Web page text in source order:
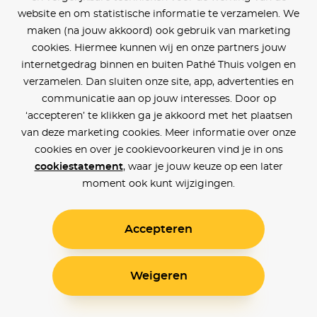
website en om statistische informatie te verzamelen. We
maken (na jouw akkoord) ook gebruik van marketing
cookies. Hiermee kunnen wij en onze partners jouw
internetgedrag binnen en buiten Pathé Thuis volgen en
verzamelen. Dan sluiten onze site, app, advertenties en
communicatie aan op jouw interesses. Door op
‘accepteren’ te klikken ga je akkoord met het plaatsen
van deze marketing cookies. Meer informatie over onze
cookies en over je cookievoorkeuren vind je in ons
cookiestatement, waar je jouw keuze op een later
moment ook kunt wijzigingen.
Accepteren
Weigeren